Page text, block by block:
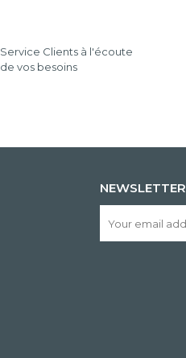
Service Clients à l'écoute
de vos besoins
NEWSLETTER